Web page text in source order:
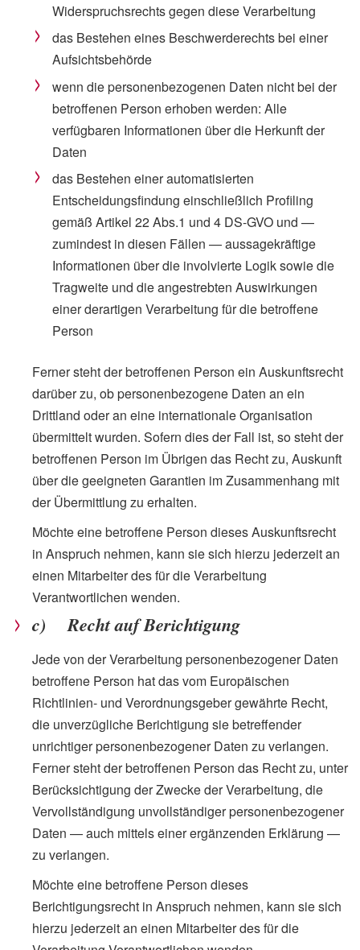
Widerspruchsrechts gegen diese Verarbeitung
das Bestehen eines Beschwerderechts bei einer
Aufsichtsbehörde
wenn die personenbezogenen Daten nicht bei der
betroffenen Person erhoben werden: Alle
verfügbaren Informationen über die Herkunft der
Daten
das Bestehen einer automatisierten
Entscheidungsfindung einschließlich Profiling
gemäß Artikel 22 Abs.1 und 4 DS-GVO und —
zumindest in diesen Fällen — aussagekräftige
Informationen über die involvierte Logik sowie die
Tragweite und die angestrebten Auswirkungen
einer derartigen Verarbeitung für die betroffene
Person
Ferner steht der betroffenen Person ein Auskunftsrecht
darüber zu, ob personenbezogene Daten an ein
Drittland oder an eine internationale Organisation
übermittelt wurden. Sofern dies der Fall ist, so steht der
betroffenen Person im Übrigen das Recht zu, Auskunft
über die geeigneten Garantien im Zusammenhang mit
der Übermittlung zu erhalten.
Möchte eine betroffene Person dieses Auskunftsrecht
in Anspruch nehmen, kann sie sich hierzu jederzeit an
einen Mitarbeiter des für die Verarbeitung
Verantwortlichen wenden.
c) Recht auf Berichtigung
Jede von der Verarbeitung personenbezogener Daten
betroffene Person hat das vom Europäischen
Richtlinien- und Verordnungsgeber gewährte Recht,
die unverzügliche Berichtigung sie betreffender
unrichtiger personenbezogener Daten zu verlangen.
Ferner steht der betroffenen Person das Recht zu, unter
Berücksichtigung der Zwecke der Verarbeitung, die
Vervollständigung unvollständiger personenbezogener
Daten — auch mittels einer ergänzenden Erklärung —
zu verlangen.
Möchte eine betroffene Person dieses
Berichtigungsrecht in Anspruch nehmen, kann sie sich
hierzu jederzeit an einen Mitarbeiter des für die